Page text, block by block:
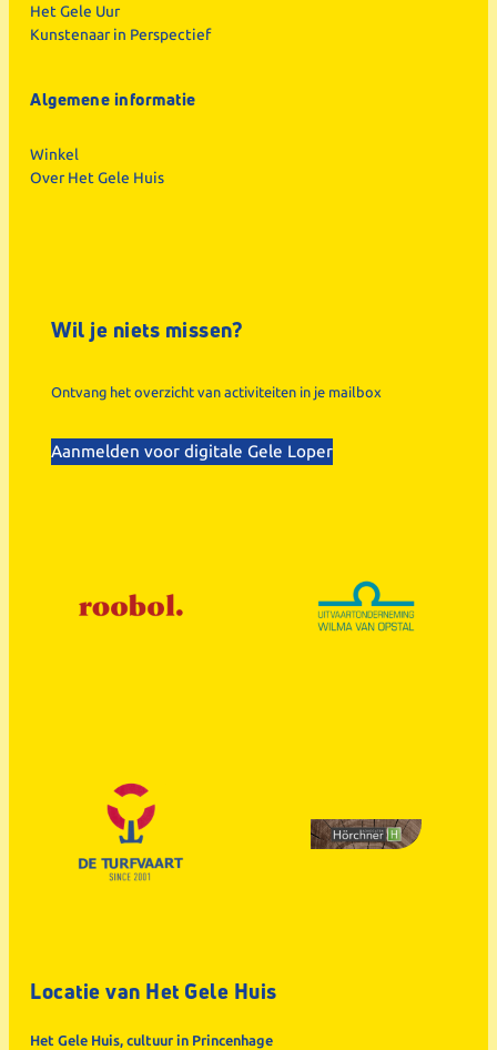
Het Gele Uur
Kunstenaar in Perspectief
Algemene informatie
Winkel
Over Het Gele Huis
Wil je niets missen?
Ontvang het overzicht van activiteiten in je mailbox
Aanmelden voor digitale Gele Loper
Locatie van Het Gele Huis
Het Gele Huis, cultuur in Princenhage